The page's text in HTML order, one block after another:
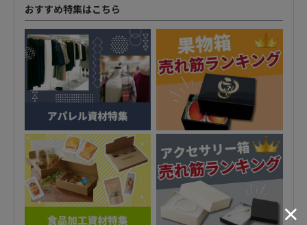
おすすめ特集はこちら